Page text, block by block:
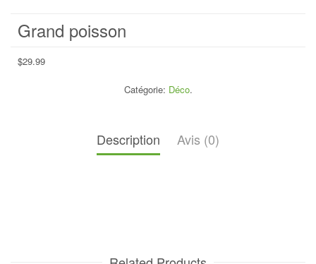
Grand poisson
$29.99
Catégorie: Déco.
Description Avis (0)